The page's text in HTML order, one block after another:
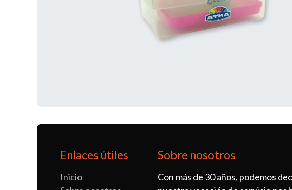
Enlaces útiles
Inicio
Sobre nosotros
Con más de 30 años, podemos